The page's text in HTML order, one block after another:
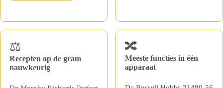
⚖️
Recepten op de gram
nauwkeurig
🔀
Meeste functies in één
apparaat